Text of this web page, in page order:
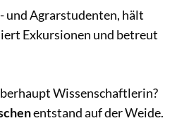
und Agrarstudenten, hält
Exkursionen und betreut
Wissenschaftlerin?
entstand auf der Weide.